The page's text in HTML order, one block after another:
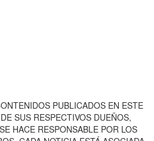
PUBLICADOS EN ESTE
SUS RESPECTIVOS DUEÑOS,
HACE RESPONSABLE POR LOS